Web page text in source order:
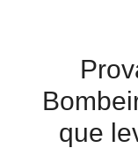
que